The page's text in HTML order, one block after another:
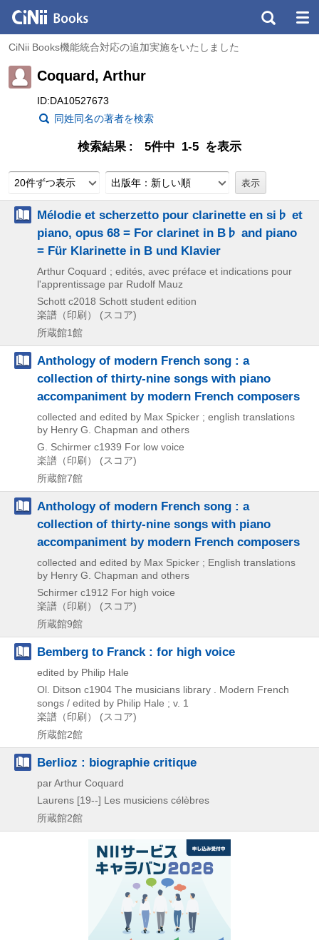
CiNii Books機能統合対応の追加実施をいたしました
Coquard, Arthur
ID:DA10527673
同姓同名の著者を検索
検索結果 5件中 1-5 を表示
20件ずつ表示 出版年：新しい順
Mélodie et scherzetto pour clarinette en si♭ et
piano, opus 68 = For clarinet in B♭ and piano
= Für Klarinette in B und Klavier
Arthur Coquard ; edités, avec préface et indications pour
l'apprentissage par Rudolf Mauz
Schott c2018 Schott student edition
楽譜（印刷） (スコア)
所蔵館1館
Anthology of modern French song : a
collection of thirty-nine songs with piano
accompaniment by modern French composers
collected and edited by Max Spicker ; english translations
by Henry G. Chapman and others
G. Schirmer c1939 For low voice
楽譜（印刷） (スコア)
所蔵館7館
Anthology of modern French song : a
collection of thirty-nine songs with piano
accompaniment by modern French composers
collected and edited by Max Spicker ; English translations
by Henry G. Chapman and others
Schirmer c1912 For high voice
楽譜（印刷） (スコア)
所蔵館9館
Bemberg to Franck : for high voice
edited by Philip Hale
Ol. Ditson c1904 The musicians library . Modern French
songs / edited by Philip Hale ; v. 1
楽譜（印刷） (スコア)
所蔵館2館
Berlioz : biographie critique
par Arthur Coquard
Laurens [19--] Les musiciens célèbres
所蔵館2館